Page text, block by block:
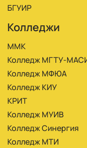
БГУИР
Колледжи
ММК
Колледж МГТУ-
Колледж МФЮА
Колледж КИУ
КРИТ
Колледж МУИВ
Колледж Синергия
Колледж МТИ